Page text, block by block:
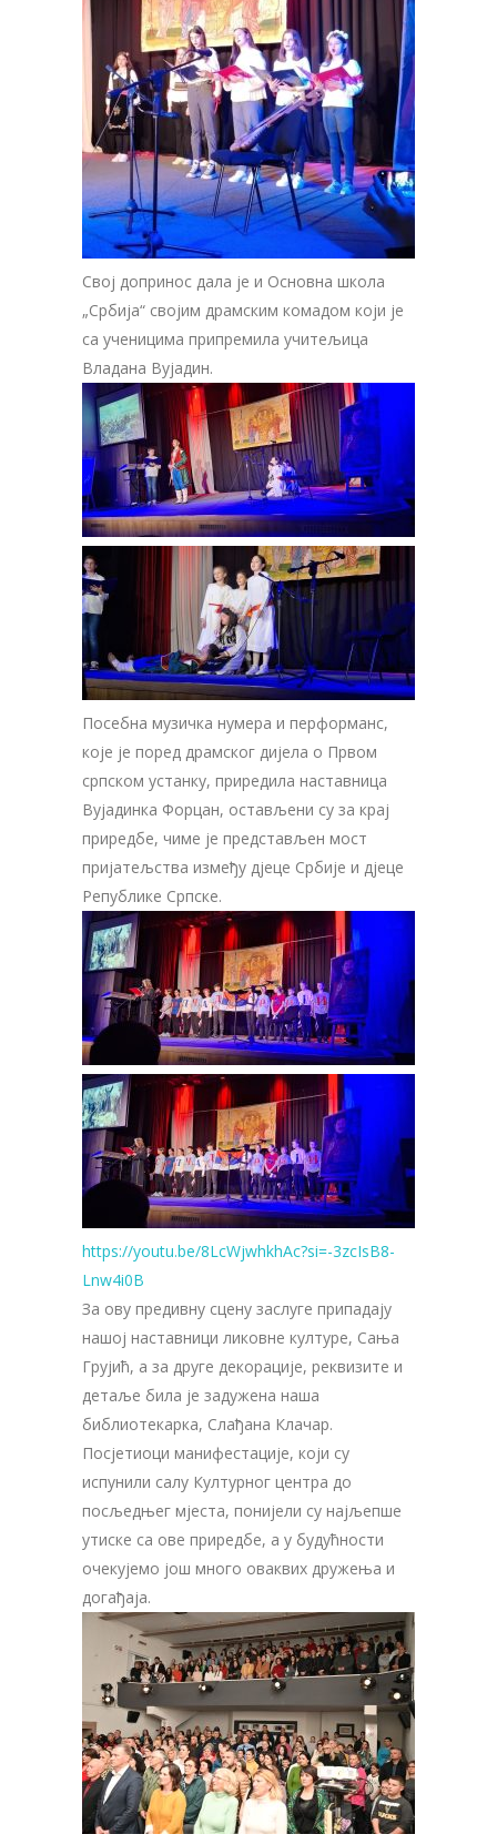
Свој допринос дала је и Основна школа
„Србија“ својим драмским комадом који је
са ученицима припремила учитељица
Владана Вујадин.
Посебна музичка нумера и перформанс,
које је поред драмског дијела о Првом
српском устанку, приредила наставница
Вујадинка Форцан, остављени су за крај
приредбе, чиме је представљен мост
пријатељства између д‌јеце Србије и д‌јеце
Републике Српске.
https://youtu.be/8LcWjwhkhAc?si=-3zcIsB8-
Lnw4i0B
За ову предивну сцену заслуге припадају
нашој наставници ликовне културе, Сања
Грујић, а за друге декорације, реквизите и
детаље била је задужена наша
библиотекарка, Слађана Клачар.
Посјетиоци манифестације, који су
испунили cалу Културног центра до
посљедњег мјеста, понијели су најљепше
утиске са ове приредбе, а у будућности
очекујемо још много оваквих дружења и
догађаја.